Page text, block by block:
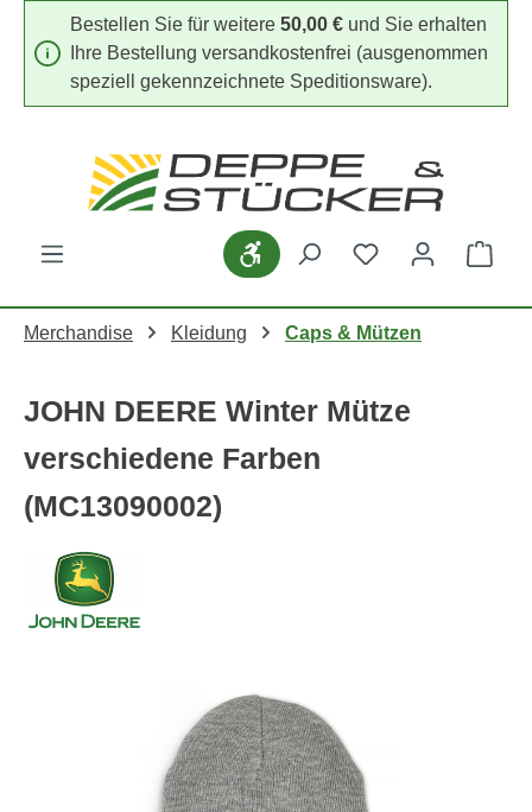
Zum Hauptinhalt springen
Bestellen Sie für weitere 50,00 € und Sie erhalten
Ihre Bestellung versandkostenfrei (ausgenommen
speziell gekennzeichnete Speditionsware).
Werkzeugleiste anzeigen
Du hast 0
Merchandise Kleidung Caps & Mützen
JOHN DEERE Winter Mütze
verschiedene Farben
(MC13090002)
Bildergalerie überspringen